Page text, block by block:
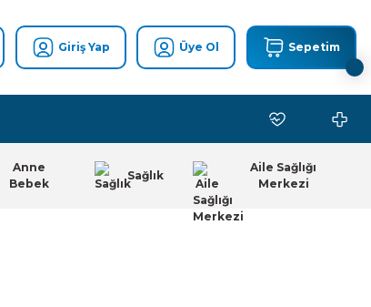
Giriş Yap Üye Ol Sepetim
Anne
Bebek
Sağlık
Aile Sağlığı
Merkezi